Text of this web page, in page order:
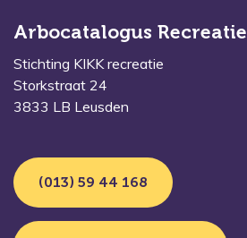
Arbocatalogus Recreatie
Stichting KIKK recreatie
Storkstraat 24
3833 LB Leusden
(013) 59 44 168